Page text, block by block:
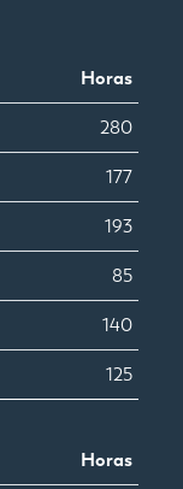
Horas
280
177
193
85
140
125
Horas